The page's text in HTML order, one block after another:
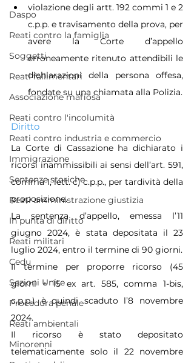
Daspo
Reati contro la famiglia
Soggetti
Reati fallimentari
Associazione mafiosa
Reati contro l'incolumità
Reati contro industria e commercio
Immigrazione
Sentenze storiche
Reati amministrazione giustizia
In punta di diritto
Reati militari
Cedu
Sezioni Unite
Procedura penale
Reati ambientali
Minorenni
violazione degli artt. 192 commi 1 e 2
c.p.p. e travisamento della prova, per
avere la Corte d’appello
erroneamente ritenuto attendibili le
dichiarazioni della persona offesa,
fondate su una chiamata alla Polizia.
Diritto
La Corte di Cassazione ha dichiarato i
ricorsi inammissibili ai sensi dell’art. 591,
comma 1, lett. c) c.p.p., per tardività della
proposizione.
La sentenza d’appello, emessa l’11
giugno 2024, è stata depositata il 23
luglio 2024, entro il termine di 90 giorni.
Il termine per proporre ricorso (45
giorni + 15 ex art. 585, comma 1-bis,
c.p.p.) è quindi scaduto l’8 novembre
2024.
Il ricorso è stato depositato
telematicamente solo il 22 novembre